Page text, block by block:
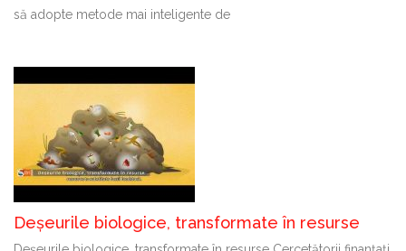
să adopte metode mai inteligente de
Deșeurile biologice, transformate în resurse